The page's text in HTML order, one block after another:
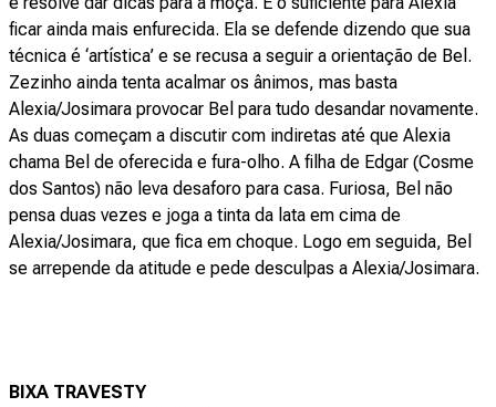
ficar ainda mais enfurecida. Ela se defende dizendo que sua
técnica é ‘artística’ e se recusa a seguir a orientação de Bel.
Zezinho ainda tenta acalmar os ânimos, mas basta
Alexia/Josimara provocar Bel para tudo desandar novamente.
As duas começam a discutir com indiretas até que Alexia
chama Bel de oferecida e fura-olho. A filha de Edgar (Cosme
dos Santos) não leva desaforo para casa. Furiosa, Bel não
pensa duas vezes e joga a tinta da lata em cima de
Alexia/Josimara, que fica em choque. Logo em seguida, Bel
se arrepende da atitude e pede desculpas a Alexia/Josimara.
BIXA TRAVESTY